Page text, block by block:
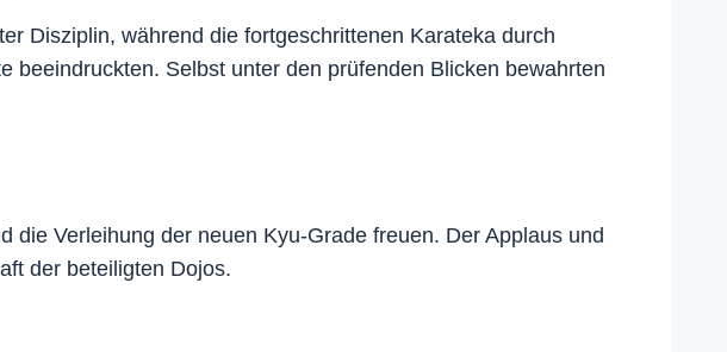
Disziplin, während die fortgeschrittenen Karateka durch
beeindruckten. Selbst unter den prüfenden Blicken bewahrten
Verleihung der neuen Kyu-Grade freuen. Der Applaus und
der beteiligten Dojos.